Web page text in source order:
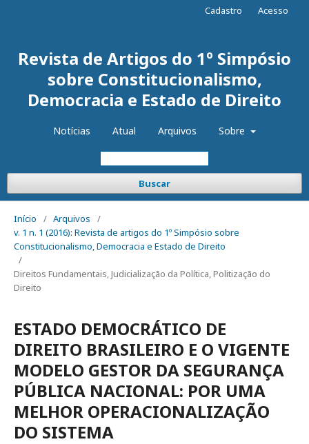
Revista de Artigos do 1º Simpósio
sobre Constitucionalismo,
Democracia e Estado de Direito
Notícias Atual Arquivos Sobre
Buscar
Cadastro Acesso
Início / Arquivos
/
v. 1 n. 1 (2016): Revista de artigos do 1º Simpósio sobre
Constitucionalismo, Democracia e Estado de Direito
/
Direitos Fundamentais, Judicialização da Política, Politização do
Direito
ESTADO DEMOCRÁTICO DE
DIREITO BRASILEIRO E O VIGENTE
MODELO GESTOR DA SEGURANÇA
PÚBLICA NACIONAL: POR UMA
MELHOR OPERACIONALIZAÇÃO
DO SISTEMA